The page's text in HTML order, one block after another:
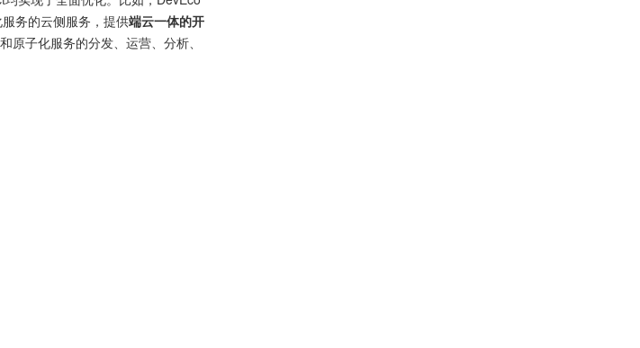
务的云侧服务，提供端云一体的开
子化服务的分发、运营、分析、